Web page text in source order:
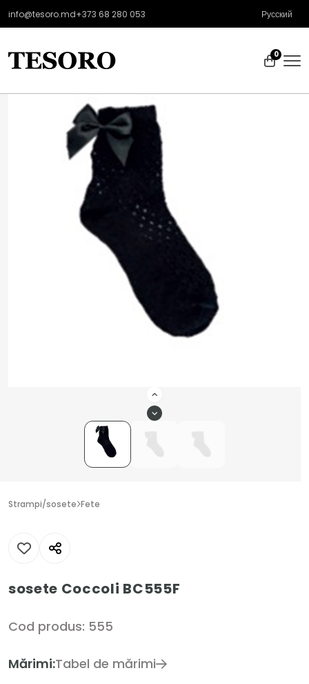
info@tesoro.md+373 68 280 053 Русский
0
Strampi/sosete Fete
sosete Coccoli BC555F
Cod produs: 555
Mărimi:Tabel de mărimi